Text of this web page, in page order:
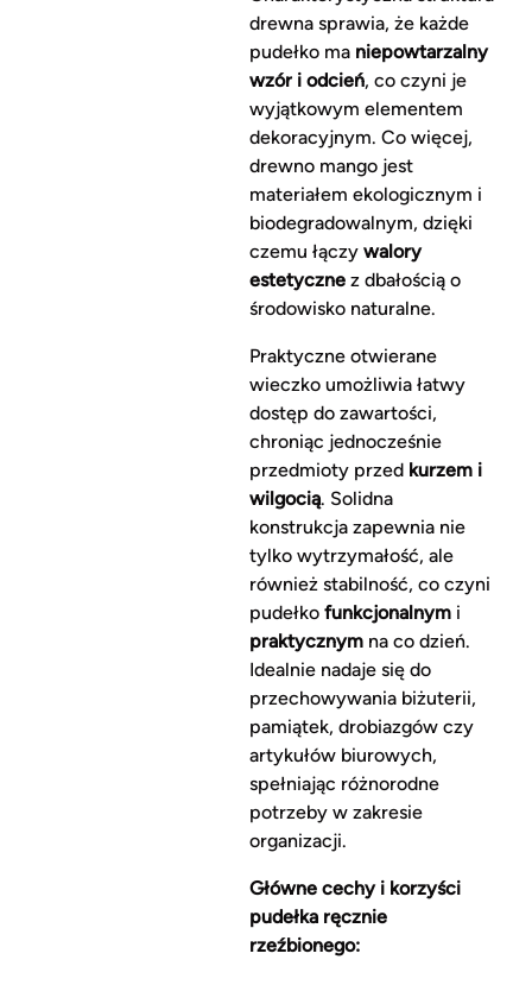
drewna sprawia, że każde
pudełko ma niepowtarzalny
wzór i odcień, co czyni je
wyjątkowym elementem
dekoracyjnym. Co więcej,
drewno mango jest
materiałem ekologicznym i
biodegradowalnym, dzięki
czemu łączy walory
estetycznez dbałością o
środowisko naturalne.
Praktyczne otwierane
wieczko umożliwia łatwy
dostęp do zawartości,
chroniąc jednocześnie
przedmioty przed kurzem i
wilgocią. Solidna
konstrukcja zapewnia nie
tylko wytrzymałość, ale
również stabilność, co czyni
pudełko funkcjonalnymi
praktycznymna co dzień.
Idealnie nadaje się do
przechowywania biżuterii,
pamiątek, drobiazgów czy
artykułów biurowych,
spełniając różnorodne
potrzeby w zakresie
organizacji.
Główne cechy i korzyści
pudełka ręcznie
rzeźbionego: